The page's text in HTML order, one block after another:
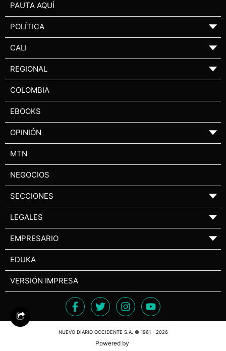
PAUTA AQUÍ
POLÍTICA ▼
CALI ▼
REGIONAL ▼
COLOMBIA
EBOOKS
OPINIÓN ▼
MTN
NEGOCIOS
SECCIONES ▼
LEGALES ▼
EMPRESARIO ▼
EDUKA
VERSIÓN IMPRESA
NUEVO DIARIO OCCIDENTE S.A. © 1961 - 2026
Powered by